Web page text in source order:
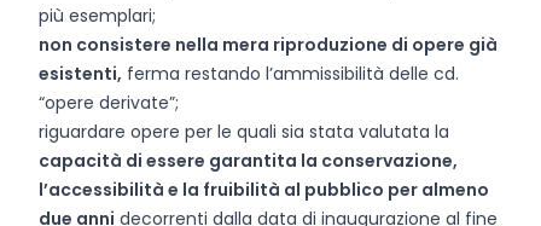
più esemplari;
non consistere nella mera riproduzione di opere già
esistenti, ferma restando l’ammissibilità delle cd.
“opere derivate”;
riguardare opere per le quali sia stata valutata la
capacità di essere garantita la conservazione,
l’accessibilità e la fruibilità al pubblico per almeno
due anni decorrenti dalla data di inaugurazione al fine